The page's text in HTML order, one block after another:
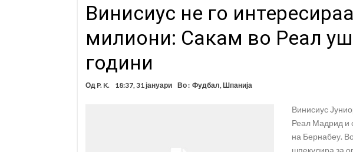
Винисиус не го
милиони: Сакам во Реал
години
Од P. K. 18:37, 31 јануари Во : Фудбал Шпанија
Винисиус
Реал Мадрид и
на Бернабеу.
шпекулира за